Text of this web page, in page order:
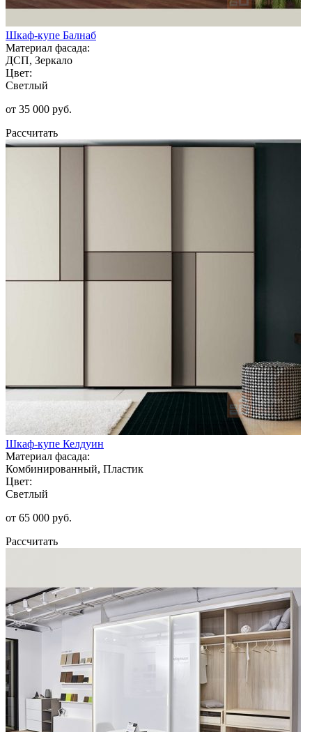
Шкаф-купе Балнаб
Материал фасада:
ДСП, Зеркало
Цвет:
Светлый
от 35 000 руб.
Рассчитать
Шкаф-купе Келдуин
Материал фасада:
Комбинированный, Пластик
Цвет:
Светлый
от 65 000 руб.
Рассчитать